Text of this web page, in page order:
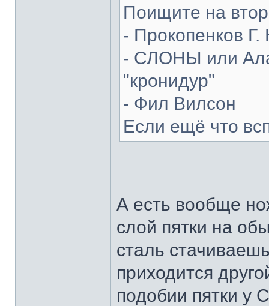
Поищите на
- Прокопенков Г.
- СЛОНЫ или
"кронидур"
- Фил Вилсон
Если ещё что
А есть вообще
слой пятки на
сталь
приходится
подобии пятки у